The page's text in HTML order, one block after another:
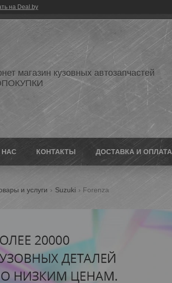
на Deal.by
магазин кузовных автозапчастей
НАС КОНТАКТЫ ДОСТАВКА И ОПЛАТА
и услуги Suzuki Forenza